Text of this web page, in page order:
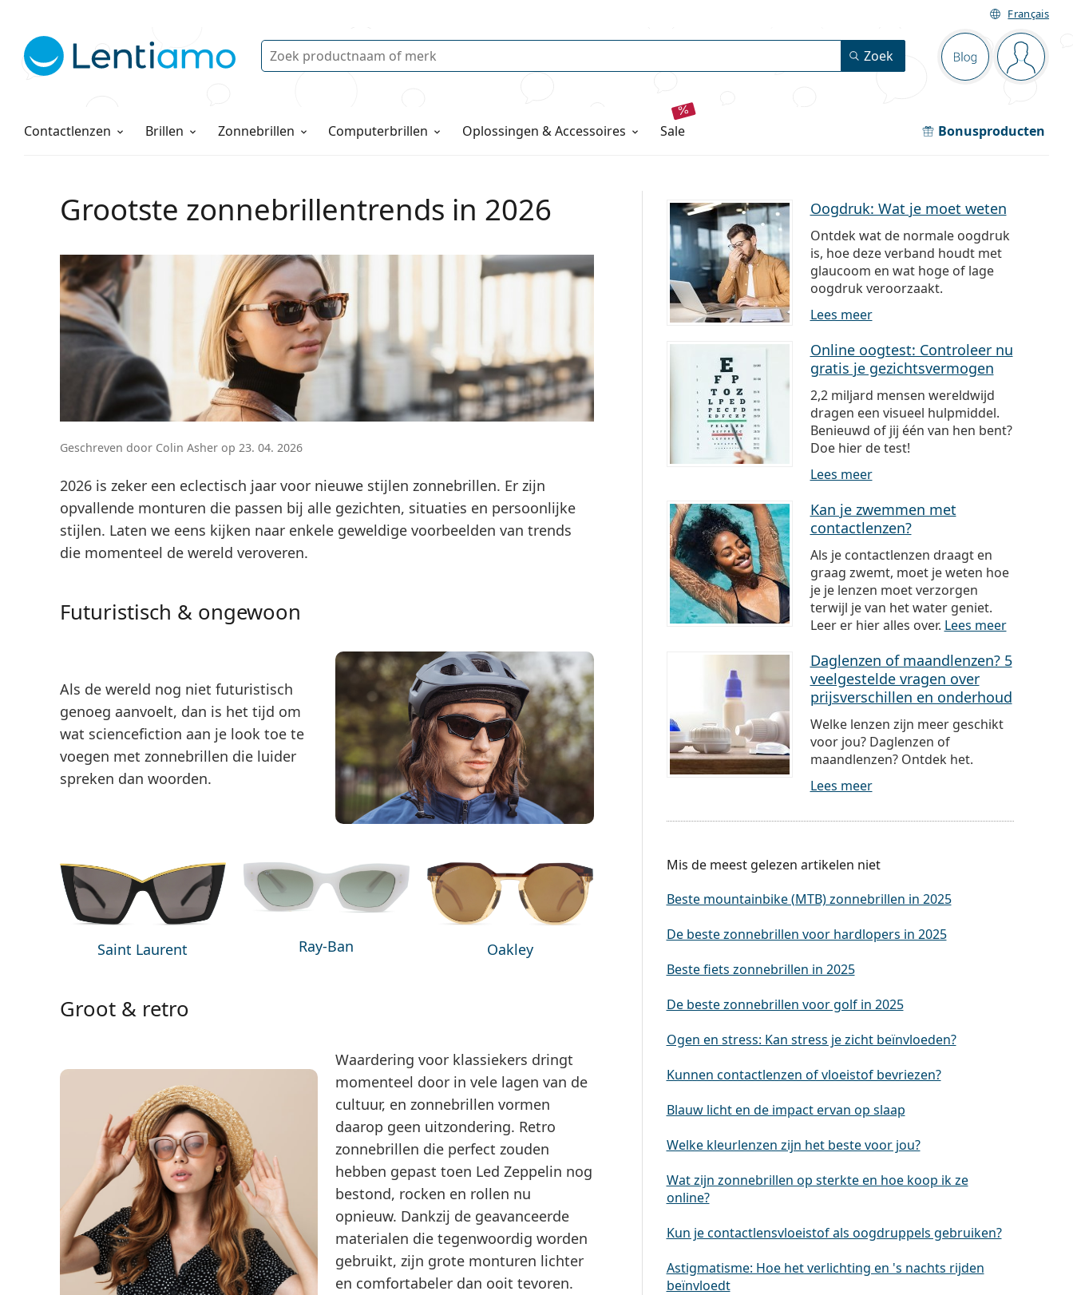
Français
Navigatie
Blog Je bent
Zoek Zoek
Contactlenzen
Lenzenvloeistoffen Brillen Zonnebrillen Computerbrillen Oplossingen & Accessoires sale Bonusproducten
Hoe bestellen
Grootste zonnebrillentrends in 2026
Geschreven door Colin Asher op 23. 04. 2026
2026 is zeker een eclectisch jaar voor nieuwe stijlen zonnebrillen. Er zijn
opvallende monturen die passen bij alle gezichten, situaties en persoonlijke
stijlen. Laten we eens kijken naar enkele geweldige voorbeelden van trends
die momenteel de wereld veroveren.
Futuristisch & ongewoon
Als de wereld nog niet futuristisch
genoeg aanvoelt, dan is het tijd om
wat sciencefiction aan je look toe te
voegen met zonnebrillen die luider
spreken dan woorden.
Saint Laurent Ray-Ban Oakley
Groot & retro
Waardering voor klassiekers dringt
momenteel door in vele lagen van de
cultuur, en zonnebrillen vormen
daarop geen uitzondering. Retro
zonnebrillen die perfect zouden
hebben gepast toen Led Zeppelin nog
bestond, rocken en rollen nu
opnieuw. Dankzij de geavanceerde
materialen die tegenwoordig worden
gebruikt, zijn grote monturen lichter
en comfortabeler dan ooit tevoren.
Oogdruk: Wat je moet weten
Ontdek wat de normale oogdruk
is, hoe deze verband houdt met
glaucoom en wat hoge of lage
oogdruk veroorzaakt.
Lees meer
Online oogtest: Controleer nu
gratis je gezichtsvermogen
2,2 miljard mensen wereldwijd
dragen een visueel hulpmiddel.
Benieuwd of jij één van hen bent?
Doe hier de test!
Lees meer
Kan je zwemmen met
contactlenzen?
Als je contactlenzen draagt en
graag zwemt, moet je weten hoe
je je lenzen moet verzorgen
terwijl je van het water geniet.
Leer er hier alles over. Lees meer
Daglenzen of maandlenzen? 5
veelgestelde vragen over
prijsverschillen en onderhoud
Welke lenzen zijn meer geschikt
voor jou? Daglenzen of
maandlenzen? Ontdek het.
Lees meer
Mis de meest gelezen artikelen niet
Beste mountainbike (MTB) zonnebrillen in 2025
De beste zonnebrillen voor hardlopers in 2025
Beste fiets zonnebrillen in 2025
De beste zonnebrillen voor golf in 2025
Ogen en stress: Kan stress je zicht beïnvloeden?
Kunnen contactlenzen of vloeistof bevriezen?
Blauw licht en de impact ervan op slaap
Welke kleurlenzen zijn het beste voor jou?
Wat zijn zonnebrillen op sterkte en hoe koop ik ze
online?
Kun je contactlensvloeistof als oogdruppels gebruiken?
Astigmatisme: Hoe het verlichting en 's nachts rijden
beïnvloedt